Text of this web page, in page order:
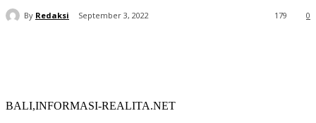
By Redaksi September 3, 2022 0
179
BALI,INFORMASI-REALITA.NET